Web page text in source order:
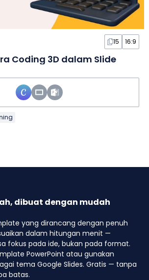
15 16:9
Coding 3D dalam Slide
dibuat dengan mudah
yang dirancang dengan penuh
dalam hitungan menit —
fokus pada ide, bukan pada format.
PowerPoint atau gunakan
tema Google Slides. Gratis — tanpa
batas.